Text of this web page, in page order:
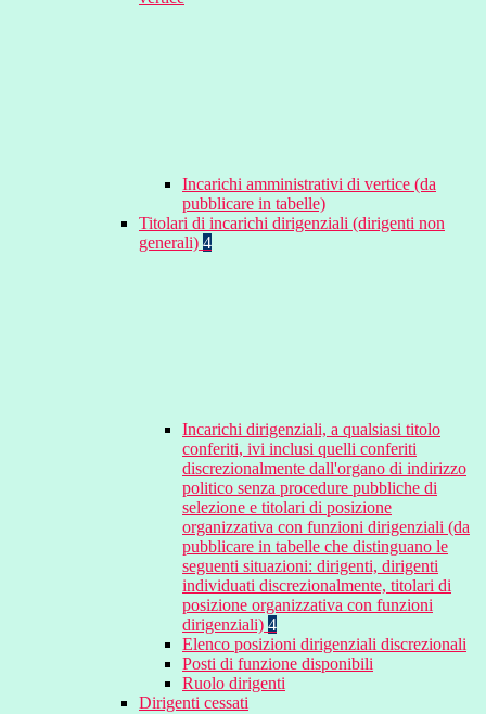
Incarichi amministrativi di vertice (da
pubblicare in tabelle)
Titolari di incarichi dirigenziali (dirigenti non
generali) 4
Incarichi dirigenziali, a qualsiasi titolo
conferiti, ivi inclusi quelli conferiti
discrezionalmente dall'organo di indirizzo
politico senza procedure pubbliche di
selezione e titolari di posizione
organizzativa con funzioni dirigenziali (da
pubblicare in tabelle che distinguano le
seguenti situazioni: dirigenti, dirigenti
individuati discrezionalmente, titolari di
posizione organizzativa con funzioni
dirigenziali) 4
Elenco posizioni dirigenziali discrezionali
Posti di funzione disponibili
Ruolo dirigenti
Dirigenti cessati